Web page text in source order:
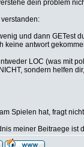
dein problem
und dann GETest
keine antwort
LOC (was mit
sondern helfen
Spielen hat, fragt
meiner Beitraege